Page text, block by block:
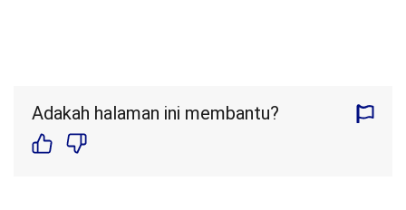
Adakah halaman ini membantu?